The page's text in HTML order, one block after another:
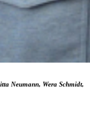
Neumann, Wera Schmidt,